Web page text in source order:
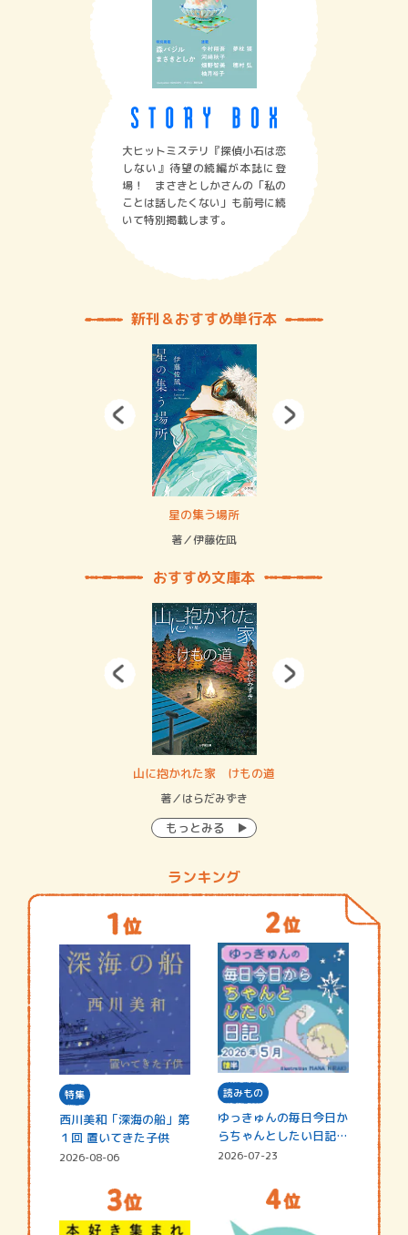
大ヒットミステリ『探偵小石は恋
しない』待望の続編が本誌に登
場！ まさきとしかさんの「私の
ことは話したくない」も前号に続
いて特別掲載します。
新刊＆おすすめ単行本
星の集う場所
著／伊藤佐凪
おすすめ文庫本
山に抱かれた家 けもの道
著／はらだみずき
もっとみる
ランキング
特集
西川美和「深海の船」第
１回 置いてきた子供
2026-08-06
読みもの
ゆっきゅんの毎日今日か
らちゃんとしたい日記
☆202…
2026-07-23